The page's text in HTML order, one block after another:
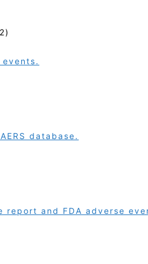
database.
and FDA adverse